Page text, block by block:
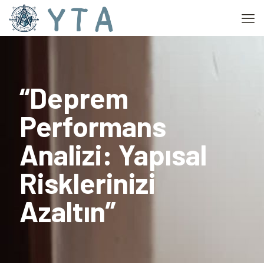
“Deprem
Performans
Analizi: Yapısal
Risklerinizi
Azaltın”